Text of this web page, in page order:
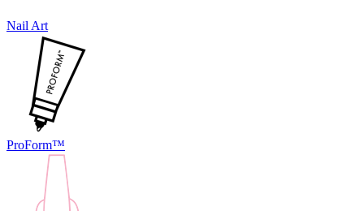
Nail Art
ProForm™